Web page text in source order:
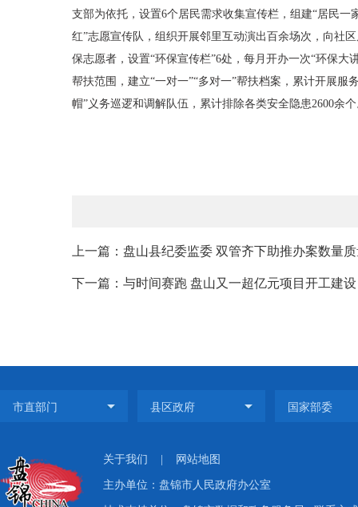
支部为依托，设置6个居民需求收集宣传栏，组建“居民一
红”志愿宣传队，组织开展邻里互动演出百余场次，向社
保志愿者，设置“环保宣传栏”6处，每月开办一次“环保
帮扶范围，建立“一对一”“多对一”帮扶档案，累计开展服
帽”义务巡逻和调解队伍，累计排除各类安全隐患2600余
上一篇：盘山县纪委监委 双管齐下助推办案数量
下一篇：与时间赛跑 盘山又一超亿元项目开工建设
关于我们 | 网站地图
主办单位：盘锦市人民政府办公室